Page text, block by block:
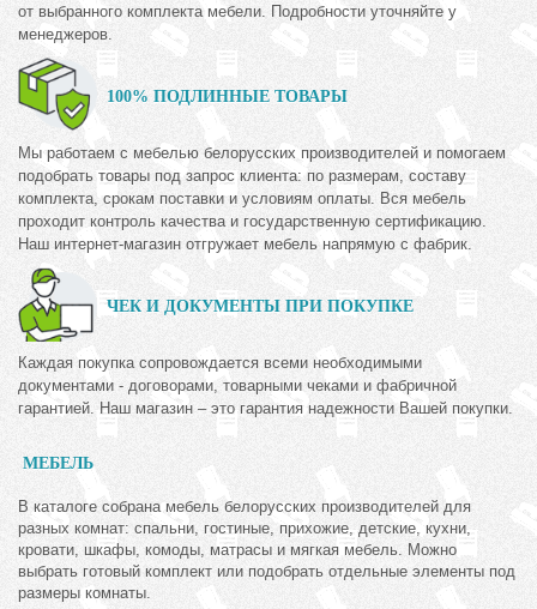
от выбранного комплекта мебели. Подробности уточняйте у
менеджеров.
100% ПОДЛИННЫЕ ТОВАРЫ
Мы работаем с мебелью белорусских производителей и помогаем
подобрать товары под запрос клиента: по размерам, составу
комплекта, срокам поставки и условиям оплаты. Вся мебель
проходит контроль качества и государственную сертификацию.
Наш интернет-магазин отгружает мебель напрямую с фабрик.
ЧЕК И ДОКУМЕНТЫ ПРИ ПОКУПКЕ
Каждая покупка сопровождается всеми необходимыми
документами - договорами, товарными чеками и фабричной
гарантией. Наш магазин – это гарантия надежности Вашей покупки.
МЕБЕЛЬ
В каталоге собрана мебель белорусских производителей для
разных комнат: спальни, гостиные, прихожие, детские, кухни,
кровати, шкафы, комоды, матрасы и мягкая мебель. Можно
выбрать готовый комплект или подобрать отдельные элементы под
размеры комнаты.